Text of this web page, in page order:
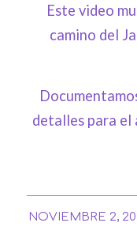
Este video
camino del
detalles para el
NOVIEMBRE 2,
/